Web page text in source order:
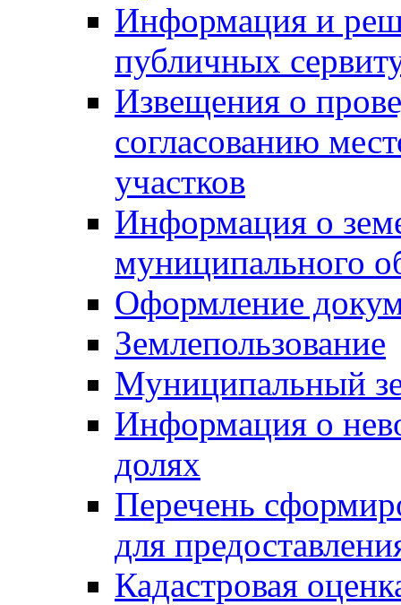
Информация и
публичных
Извещения о
согласованию
участков
Информация о
муниципального
Оформление
Землепользование
Муниципальный
Информация о
долях
Перечень
для
Кадастровая